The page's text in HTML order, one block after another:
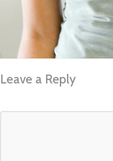
Leave a Reply